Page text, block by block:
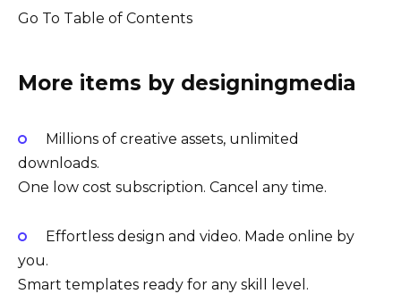
Go To Table of Contents
More items by designingmedia
Millions of creative assets, unlimited
downloads.
One low cost subscription. Cancel any time.
Effortless design and video. Made online by
you.
Smart templates ready for any skill level.